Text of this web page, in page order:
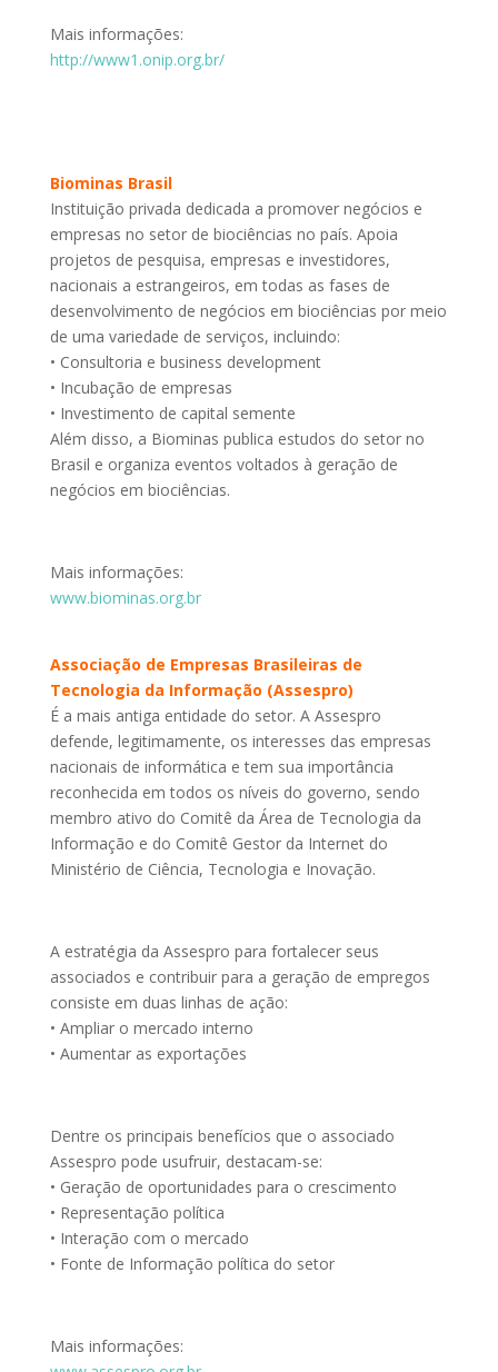
Mais informações:
http://www1.onip.org.br/
Biominas Brasil
Instituição privada dedicada a promover negócios e
empresas no setor de biociências no país. Apoia
projetos de pesquisa, empresas e investidores,
nacionais a estrangeiros, em todas as fases de
desenvolvimento de negócios em biociências por meio
de uma variedade de serviços, incluindo:
• Consultoria e business development
• Incubação de empresas
• Investimento de capital semente
Além disso, a Biominas publica estudos do setor no
Brasil e organiza eventos voltados à geração de
negócios em biociências.
Mais informações:
www.biominas.org.br
Associação de Empresas Brasileiras de
Tecnologia da Informação (Assespro)
É a mais antiga entidade do setor. A Assespro
defende, legitimamente, os interesses das empresas
nacionais de informática e tem sua importância
reconhecida em todos os níveis do governo, sendo
membro ativo do Comitê da Área de Tecnologia da
Informação e do Comitê Gestor da Internet do
Ministério de Ciência, Tecnologia e Inovação.
A estratégia da Assespro para fortalecer seus
associados e contribuir para a geração de empregos
consiste em duas linhas de ação:
• Ampliar o mercado interno
• Aumentar as exportações
Dentre os principais benefícios que o associado
Assespro pode usufruir, destacam-se:
• Geração de oportunidades para o crescimento
• Representação política
• Interação com o mercado
• Fonte de Informação política do setor
Mais informações: